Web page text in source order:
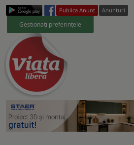
Publica Anunt Anunturi
Gestionați preferințele